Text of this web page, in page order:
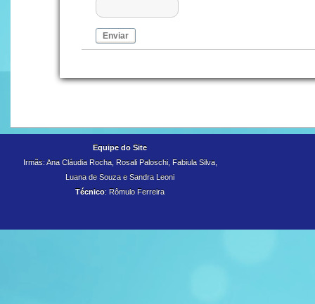
Enviar
Equipe do Site
Irmãs: Ana Cláudia Rocha, Rosali Paloschi, Fabiula Silva,
Luana de Souza eSandra Leoni
Técnico: Rômulo Ferreira